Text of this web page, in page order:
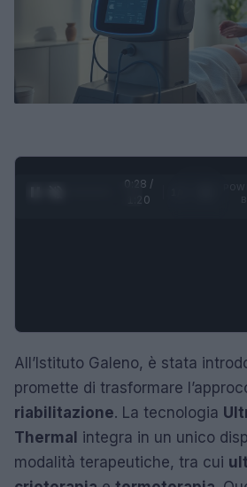
0:29 /
1:20
All’Istituto Galeno, è stata
promette di trasformare
riabilitazione. La tecnologia
Thermal integra in un unico
modalità terapeutiche, tra cui